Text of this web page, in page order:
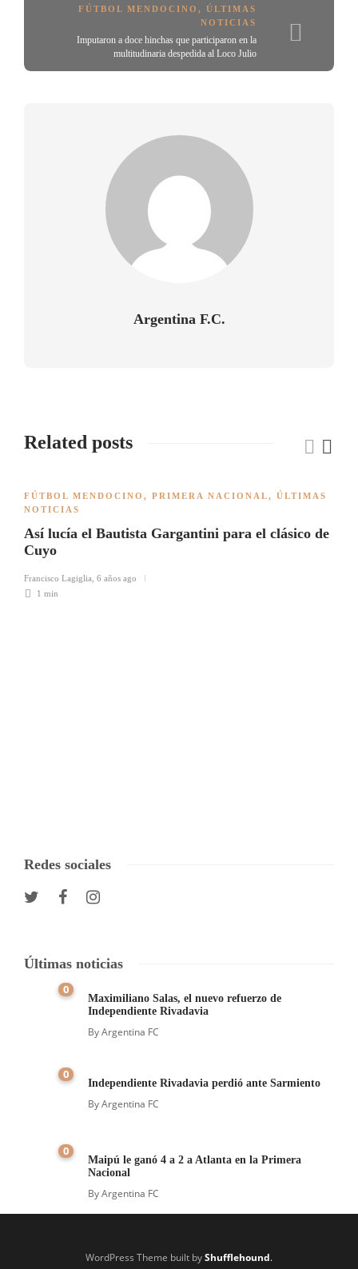
FÚTBOL MENDOCINO , ÚLTIMAS
NOTICIAS
Imputaron a doce hinchas que participaron en la
multitudinaria despedida al Loco Julio
Argentina F.C.
Related posts
FÚTBOL MENDOCINO , PRIMERA NACIONAL, ÚLTIMAS
NOTICIAS
Así lucía el Bautista Gargantini para el clásico de
Cuyo
Francisco Lagiglia 6 años ago
1 min
Redes sociales
Últimas noticias
0
Maximiliano Salas, el nuevo refuerzo de
Independiente Rivadavia
ByArgentina FC
0
Independiente Rivadavia perdió ante Sarmiento
ByArgentina FC
0
Maipú le ganó 4 a 2 a Atlanta en la Primera
Nacional
ByArgentina FC
WordPress Theme built byShufflehound.